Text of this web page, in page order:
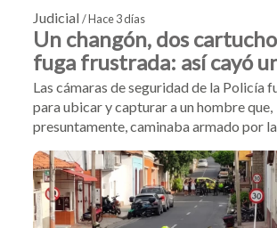
Judicial / Hace 3 días
Un changón, dos
fuga frustrada: así cayó
en Girón
Las cámaras de seguridad de la Policía
para ubicar y capturar a un hombre que,
presuntamente, caminaba armado por
interceptado con una escopeta tipo
cartuchos en su poder.